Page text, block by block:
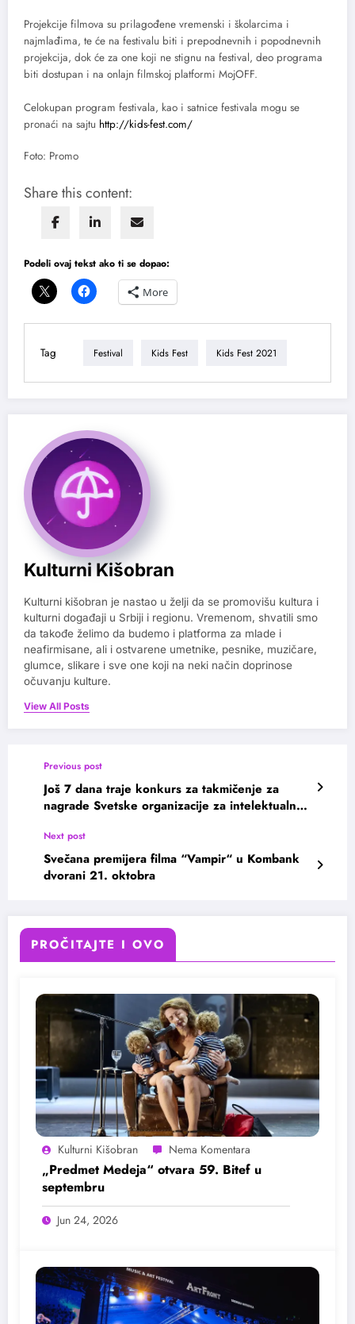
Projekcije filmova su prilagođene vremenski i školarcima i
najmlađima, te će na festivalu biti i prepodnevnih i popodnevnih
projekcija, dok će za one koji ne stignu na festival, deo programa
biti dostupan i na onlajn filmskoj platformi MojOFF.
Celokupan program festivala, kao i satnice festivala mogu se
pronaći na sajtu http://kids-fest.com/
Foto: Promo
Share this content:
Podeli ovaj tekst ako ti se dopao:
More
Tag Festival Kids Fest Kids Fest 2021
Kulturni Kišobran
Kulturni kišobran je nastao u želji da se promovišu kultura i
kulturni događaji u Srbiji i regionu. Vremenom, shvatili smo
da takođe želimo da budemo i platforma za mlade i
neafirmisane, ali i ostvarene umetnike, pesnike, muzičare,
glumce, slikare i sve one koji na neki način doprinose
očuvanju kulture.
View All Posts
Previous post
Još 7 dana traje konkurs za takmičenje za
nagrade Svetske organizacije za intelektualnu
Next post
Svečana premijera filma “Vampir“ u Kombank
dvorani 21. oktobra
PROČITAJTE I OVO
Kulturni Kišobran
„Predmet Medeja“ otvara 59. Bitef u
septembru
Jun 24, 2026